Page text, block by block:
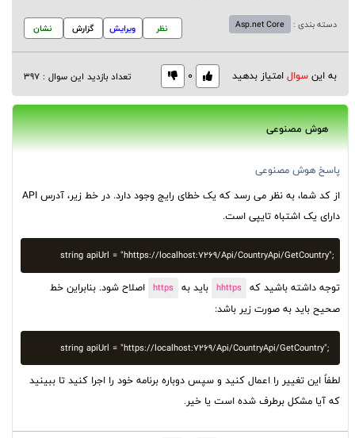
دسته بندی : Asp.net Core نظر ویرایش گزارش نشان
به اینسوالامتیاز بدهید 0 تعداد بازدید این سوال : 397
هوش مصنوعی
پاسخ هوش مصنوعی
از کد شما، به نظر می رسد که یک خطای رایج وجود دارد. در خط زیر، آدرس API
دارای یک اشتباه تایپی است.
string apiUrl = "hhttps://localhost:7269/Api/CountryApi/GetCountry";
توجه داشته باشید که hhttps باید به https اصلاح شود. بنابراین خط
صحیح باید به صورت زیر باشد:
string apiUrl = "https://localhost:7269/Api/CountryApi/GetCountry";
لطفاً این تغییر را اعمال کنید و سپس دوباره برنامه خود را اجرا کنید تا ببینید
که آیا مشکل برطرف شده است یا خیر.